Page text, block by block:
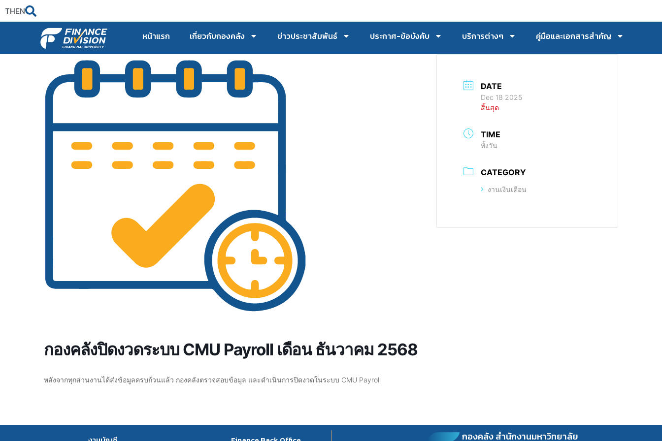
THEN
หน้าแรก เกี่ยวกับกองคลัง ข่าวประชาสัมพันธ์ ประกาศ-ข้อบังคับ บริการต่างๆ คู่มือและเอกสารสำคัญ
กองคลังปิดงวดระบบ CMU Payroll เดือน ธันวาคม 2568
หลังจากทุกส่วนงานได้ส่งข้อมูลครบถ้วนแล้ว กองคลังตรวจสอบข้อมูล และดำเนินการปิดงวดในระบบ CMU Payroll
DATE
Dec 18 2025
สิ้นสุด
TIME
ทั้งวัน
CATEGORY
งานเงินเดือน
กองคลัง สำนักงานมหาวิทยาลัย